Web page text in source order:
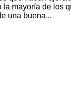
la mayoría de los
una buena...